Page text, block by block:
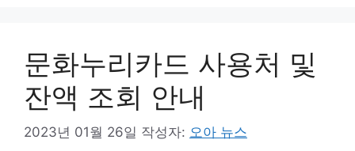
문화누리카드 사용처 및
잔액 조회 안내
2023년 01월 26일 작성자: 오아 뉴스